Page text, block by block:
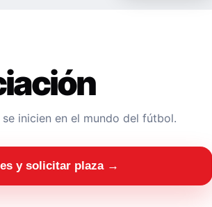
inicien en el mundo del fútbol.
y solicitar plaza →